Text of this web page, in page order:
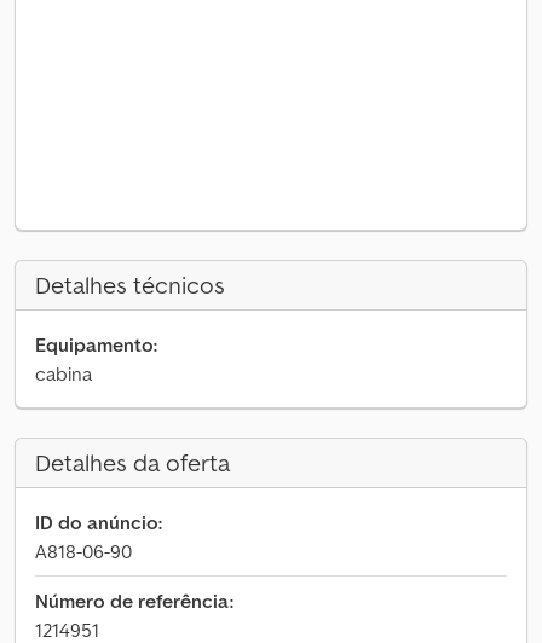
Detalhes técnicos
Equipamento:
cabina
Detalhes da oferta
ID do anúncio:
A818-06-90
Número de referência:
1214951